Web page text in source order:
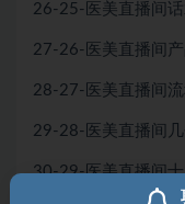
26-25-医美直播间
27-26-医美直播间
28-27-医美直播间
29-28-医美直播间
30-29-医美直播间